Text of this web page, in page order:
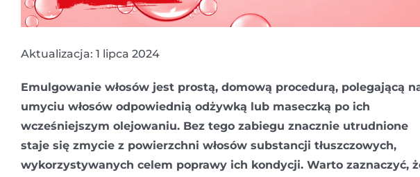
Aktualizacja: 1 lipca 2024
Emulgowanie włosów jest prostą, domową procedurą, polegającą
umyciu włosów odpowiednią odżywką lub maseczką po ich
wcześniejszym olejowaniu. Bez tego zabiegu znacznie utrudnione
staje się zmycie z powierzchni włosów substancji tłuszczowych,
wykorzystywanych celem poprawy ich kondycji. Warto zaznaczyć,